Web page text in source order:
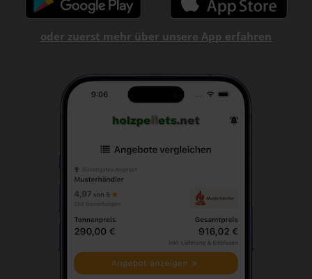
oder zuerst mehr über unsere App erfahren